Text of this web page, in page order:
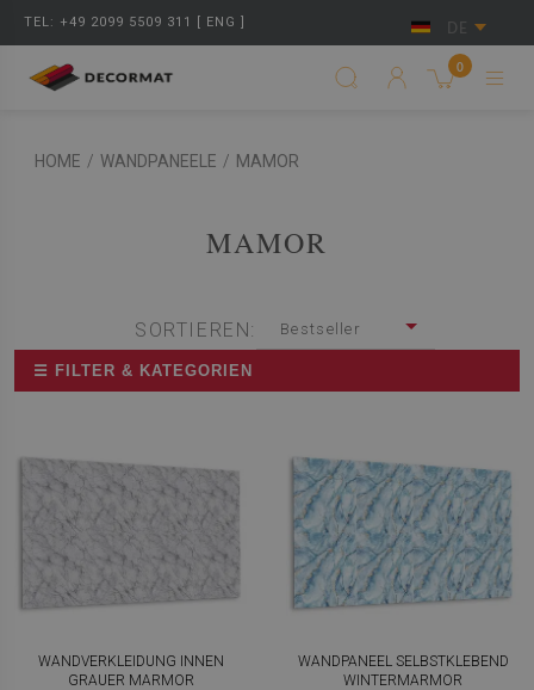
TEL: +49 2099 5509 311 [ ENG ] DE
0
HOME / WANDPANEELE / MAMOR
MAMOR
SORTIEREN: Bestseller
☰ FILTER & KATEGORIEN
WANDVERKLEIDUNG INNEN
GRAUER MARMOR
WANDPANEEL SELBSTKLEBEND
WINTERMARMOR